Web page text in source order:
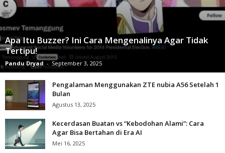
Apa Itu Buzzer? Ini Cara Mengenalinya Agar Tidak
Tertipu!
Pandu Dryad - September 3, 2025
Pengalaman Menggunakan ZTE nubia A56 Setelah 1
Bulan
Agustus 13, 2025
Kecerdasan Buatan vs “Kebodohan Alami”: Cara
Agar Bisa Bertahan di Era AI
Mei 16, 2025